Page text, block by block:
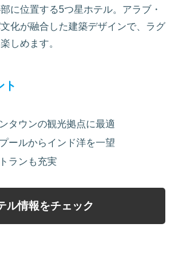
に位置する5つ星ホテル。アラブ・
化が融合した建築デザインで、ラグ
しめます。
ト
タウンの観光拠点に最適
ールからインド洋を一望
ランも充実
ル情報をチェック